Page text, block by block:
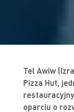
Tel Awiw
Pizza Hut,
oparciu o